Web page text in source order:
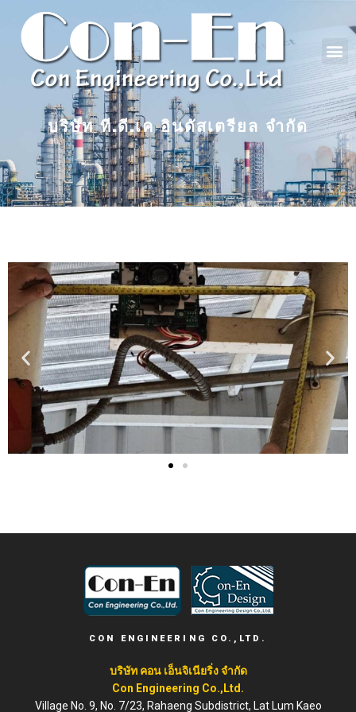
บริษัท ที.ดี.เค อินดัสเตรียล จำกัด
CON ENGINEERING CO.,LTD.
บริษัท คอน เอ็นจิเนียริ่ง จำกัด
Con Engineering Co.,Ltd.
Village No. 9, No. 7/23, Rahaeng Subdistrict, Lat Lum Kaeo